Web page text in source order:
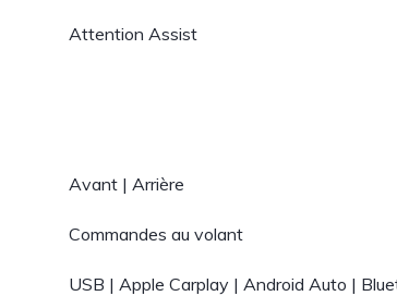
Attention Assist
Avant | Arrière
Commandes au volant
USB | Apple Carplay | Android Auto |